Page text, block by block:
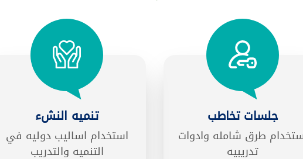
جلسات تخاطب
طرق شامله وادوات
تدريبيه
تنميه النشء
استخدام اساليب دوليه في
التنميه والتدريب